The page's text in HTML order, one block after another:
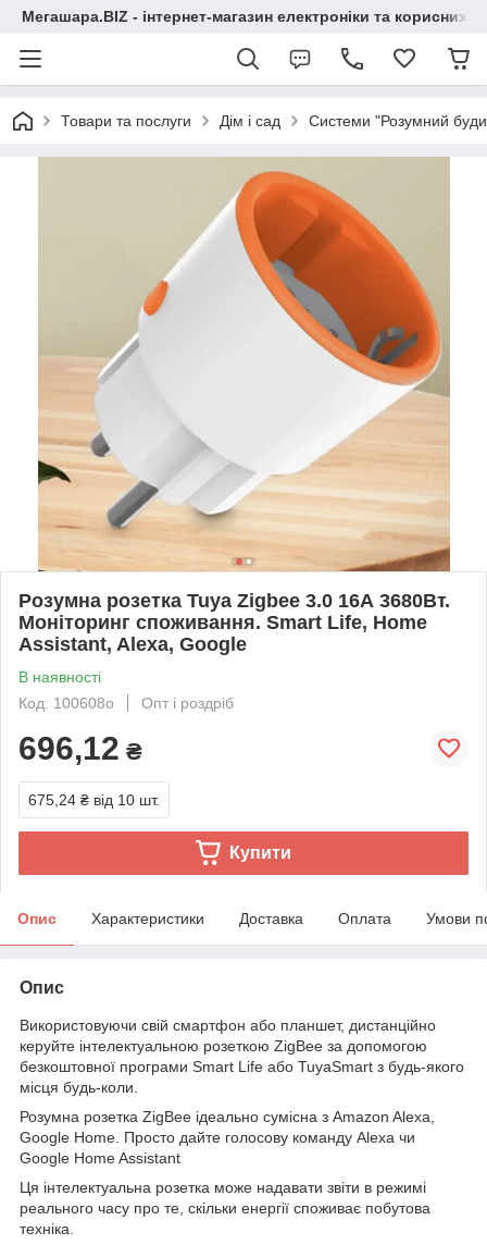
Мегашара.BIZ - інтернет-магазин електроніки та корисних
Товари та послуги Дім і сад Системи "Розумний
Розумна розетка Tuya Zigbee 3.0 16А 3680Вт.
Моніторинг споживання. Smart Life, Home
Assistant, Alexa, Google
В наявності
Код: 100608о
Опт і роздріб
696,12 ₴
675,24 ₴ від 10 шт.
Купити
Опис Характеристики Доставка Оплата Умови
Опис
Використовуючи свій смартфон або планшет, дистанційно
керуйте інтелектуальною розеткою ZigBee за допомогою
безкоштовної програми Smart Life або TuyaSmart з будь-якого
місця будь-коли.
Розумна розетка ZigBee ідеально сумісна з Amazon Alexa,
Google Home. Просто дайте голосову команду Alexa чи
Google Home Assistant
Ця інтелектуальна розетка може надавати звіти в режимі
реального часу про те, скільки енергії споживає побутова
техніка.